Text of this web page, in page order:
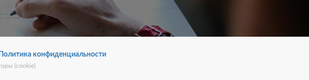
Политика конфиденциальности
(cookie)